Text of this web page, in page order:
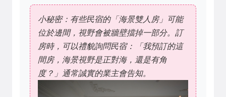
小秘密：有些民宿的「海景雙人房」可能
位於邊間，視野會被牆壁擋掉一部分。訂
房時，可以禮貌詢問民宿：「我預訂的這
間房，海景視野是正對海，還是有角
度？」通常誠實的業主會告知。